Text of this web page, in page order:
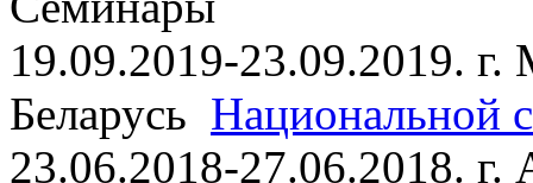
19.09.2019-23.09.2019. г.
Беларусь Национальной
23.06.2018-27.06.2018.